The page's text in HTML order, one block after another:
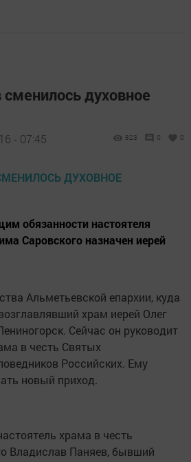
духовное
- 07:45 823 0 0
обязанности настоятеля
Саровского назначен иерей
Альметьевской епархии, куда
храм иерей Олег
Сейчас он руководит
в честь Святых
Российских. Ему
новый приход.
храма в честь
Владислав Паняев, бывший